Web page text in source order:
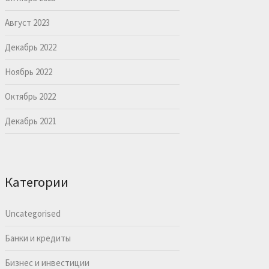
Август 2023
Декабрь 2022
Ноябрь 2022
Октябрь 2022
Декабрь 2021
Категории
Uncategorised
Банки и кредиты
Бизнес и инвестиции